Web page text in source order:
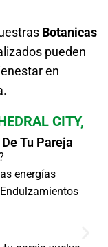
Botanicas
pueden
en
CITY,
Tu Pareja
energías